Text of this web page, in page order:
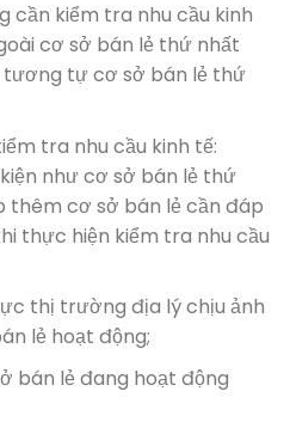
cần kiểm tra nhu cầu kinh
cơ sở bán lẻ thứ nhất
tương tự cơ sở bán lẻ thứ
tra nhu cầu kinh tế:
như cơ sở bán lẻ thứ
thêm cơ sở bán lẻ cần đáp
thực hiện kiểm tra nhu cầu
thị trường địa lý chịu ảnh
lẻ hoạt động;
bán lẻ đang hoạt động